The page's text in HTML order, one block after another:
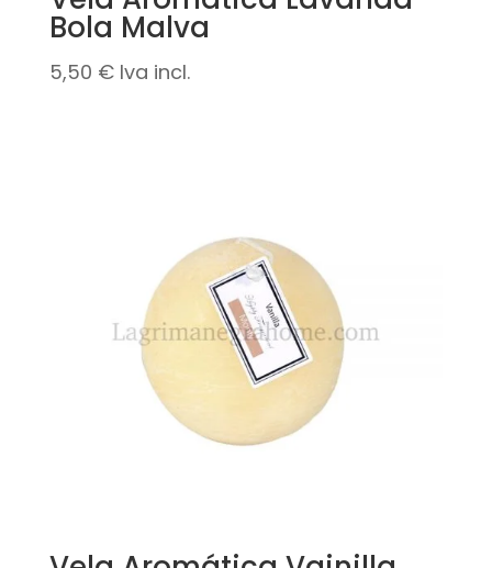
Bola Malva
5,50 € Iva incl.